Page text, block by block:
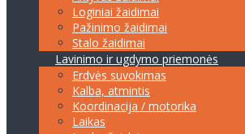
Loginiai žaidimai
Pažinimo žaidimai
Stalo žaidimai
Lavinimo ir ugdymo priemonės
Erdvės suvokimas
Kalba, atmintis
Koordinacija / motorika
Laikas